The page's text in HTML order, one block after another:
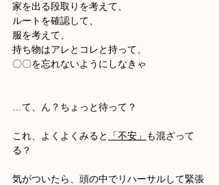
家を出る段取りを考えて、
ルートを確認して、
服を考えて、
持ち物はアレとコレと持って、
〇〇を忘れないようにしなきゃ
…て、ん？ちょっと待って？
これ、よくよくみると 「不安」
も混ざって
る？
気がついたら、頭の中でリハーサルして緊張